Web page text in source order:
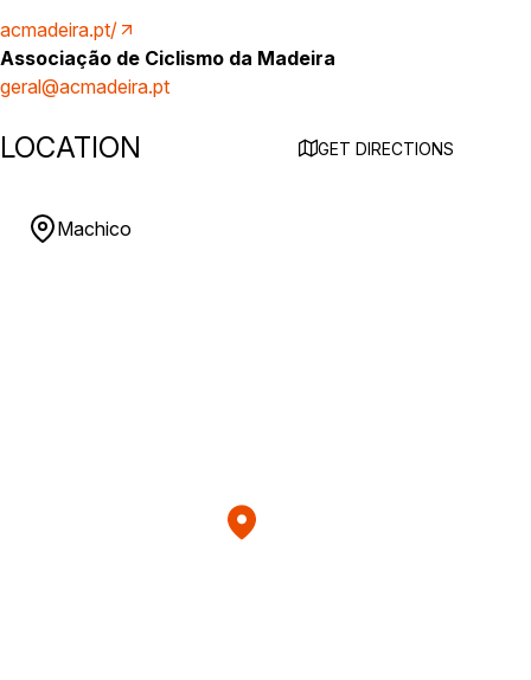
acmadeira.pt/
Associação de Ciclismo da Madeira
geral@acmadeira.pt
LOCATION GET DIRECTIONS
Machico